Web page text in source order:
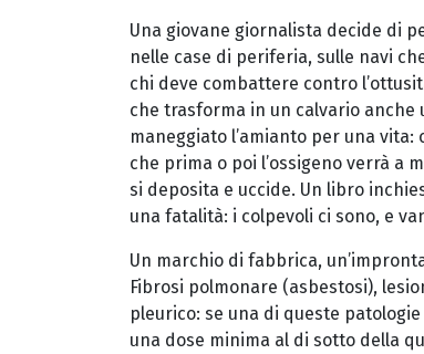
Una giovane giornalista decide di
nelle case di periferia, sulle navi
chi deve combattere contro
che trasforma in un calvario anche
maneggiato l’amianto per una
che prima o poi l’ossigeno verrà a
si deposita e uccide. Un libro
una fatalità: i colpevoli ci sono, e
Un marchio di fabbrica,
Fibrosi polmonare (asbestosi),
pleurico: se una di queste patologie
una dose minima al di sotto della